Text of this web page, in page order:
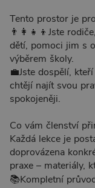
Tento prostor je
👨‍👩‍👧‍👦Jste
dětí, pomoci jim s
výběrem školy.
💼Jste dospělí,
chtějí najít svou
spokojeněji.
Co vám členství
Každá lekce je
doprovázena
praxe – materiály,
📚Kompletní